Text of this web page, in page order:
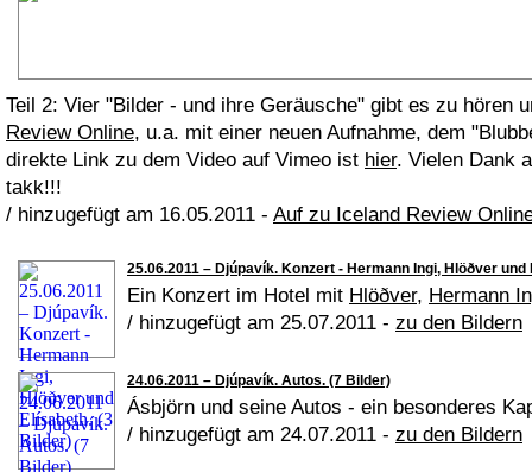
Teil 2: Vier "Bilder - und ihre Geräusche" gibt es zu hören
Review Online, u.a. mit einer neuen Aufnahme, dem
direkte Link zu dem Video auf Vimeo ist hier. Vielen Dank
takk!!!
/ hinzugefügt am 16.05.2011 - Auf zu Iceland Review
25.06.2011 – Djúpavík. Konzert - Hermann Ingi, Hlöðver
Ein Konzert im Hotel mit Hlöðver, Hermann
/ hinzugefügt am 25.07.2011 - zu den Bildern
24.06.2011 – Djúpavík. Autos. (7 Bilder)
Ásbjörn und seine Autos - ein besonderes
/ hinzugefügt am 24.07.2011 - zu den Bildern